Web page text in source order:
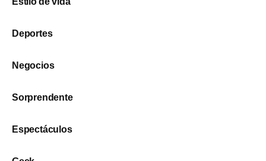
Deportes
Negocios
Sorprendente
Espectáculos